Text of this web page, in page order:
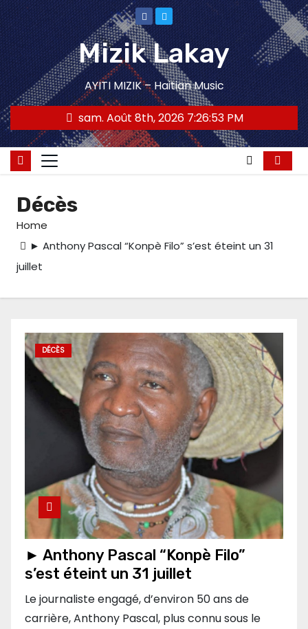
Skip
to
content
Mizik Lakay
AYITI MIZIK – Haitian Music
sam. Août 8th, 2026 7:26:54 PM
Décès
Home
► Anthony Pascal “Konpè Filo” s’est éteint un 31
juillet
DÉCÈS
► Anthony Pascal “Konpè Filo”
s’est éteint un 31 juillet
Le journaliste engagé, d’environ 50 ans de
carrière, Anthony Pascal, plus connu sous le